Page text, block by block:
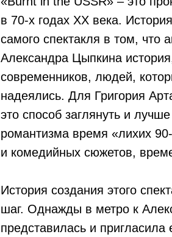
в 70-х годах ХХ века.
самого спектакля в том, что
Александра Цыпкина
современников, людей,
надеялись. Для Григория
это способ заглянуть и
романтизма время «лихих
и комедийных сюжетов,
История создания этого
шаг. Однажды в метро к
представилась и